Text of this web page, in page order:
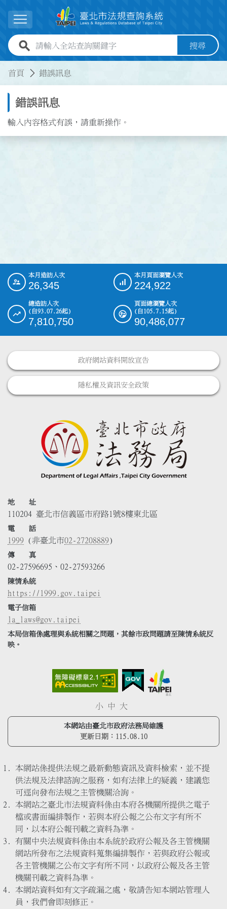
展開選單
全站查詢關鍵字欄位 搜尋
首頁 錯誤訊息
錯誤訊息
輸入內容格式有誤，請重新操作。
::: 本月造訪人次
26,345
本月頁面瀏覽人次
224,922
總造訪人次
(自93.07.26起)
7,810,750
頁面總瀏覽人次
(自105.7.15起)
90,486,077
政府網站資料開放宣告
隱私權及資訊安全政策
地 址
110204 臺北市信義區市府路1號8樓東北區
電 話
1999 (非臺北市02-27208889)
傳 真
02-27596695、02-27593266
陳情系統
https://1999.gov.taipei
電子信箱
la_laws@gov.taipei
本局信箱係處理與系統相關之問題，其餘市政問題請至陳情系統反
映。
小 中 大
本網站由臺北市政府法務局維護
更新日期： 115.08.10
本網站係提供法規之最新動態資訊及資料檢索，並不提
供法規及法律諮詢之服務，如有法律上的疑義，建議您
可逕向發布法規之主管機關洽詢。
本網站之臺北市法規資料係由本府各機關所提供之電子
檔或書面編排製作，若與本府公報之公布文字有所不
同，以本府公報刊載之資料為準。
有關中央法規資料係由本系統於政府公報及各主管機關
網站所發布之法規資料蒐集編排製作，若與政府公報或
各主管機關之公布文字有所不同，以政府公報及各主管
機關刊載之資料為準。
本網站資料如有文字疏漏之處，敬請告知本網站管理人
員，我們會即刻修正。